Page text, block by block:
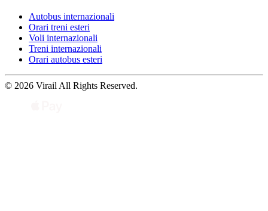
Autobus internazionali
Orari treni esteri
Voli internazionali
Treni internazionali
Orari autobus esteri
© 2026 Virail All Rights Reserved.